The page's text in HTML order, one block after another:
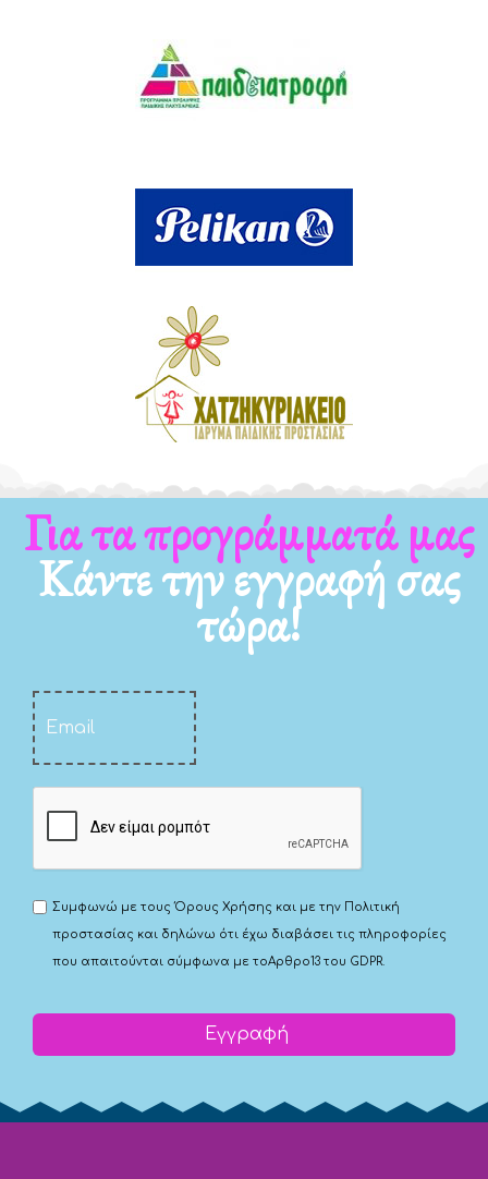
Για τα προγράμματά μας
Κάντε την εγγραφή σας
τώρα!
Συμφωνώ με τουςΌρους Χρήσης και με την Πολιτική
προστασίας και δηλώνω ότι έχω διαβάσει τις πληροφορίες
που απαιτούνται σύμφωνα με τοΑρθρο13 του GDPR.
Εγγραφή